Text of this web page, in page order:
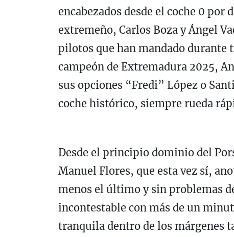
encabezados desde el coche 0
extremeño, Carlos Boza y Ángel
pilotos que han mandado durante
campeón de Extremadura 2025,
sus opciones “Fredi” López o
coche histórico, siempre rueda
Desde el principio dominio del
Manuel Flores, que esta vez sí,
menos el último y sin problemas
incontestable con más de un
tranquila dentro de los márgenes